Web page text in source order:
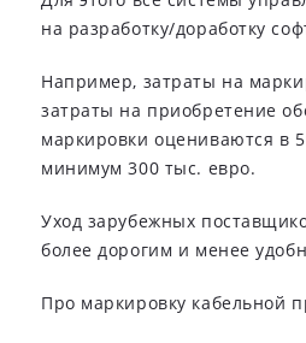
на разработку/доработку
Например, затраты на
затраты на приобретение
маркировки оцениваются в
минимум 300 тыс. евро.
Уход зарубежных
более дорогим и менее
Про маркировку кабельной